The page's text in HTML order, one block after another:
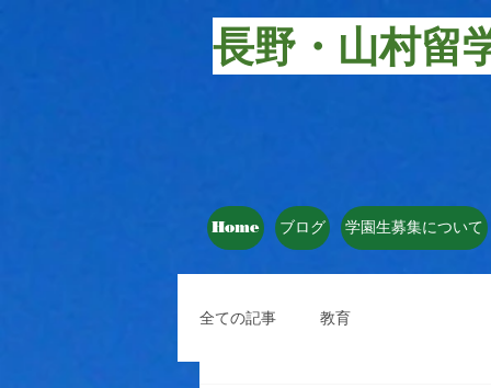
長野・山村
Home ブログ 学園生募集について
全ての記事 教育